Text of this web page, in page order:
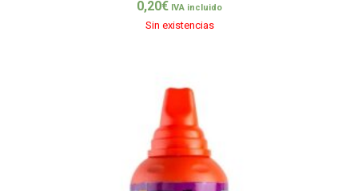
0,20€ IVA incluido
Sin existencias